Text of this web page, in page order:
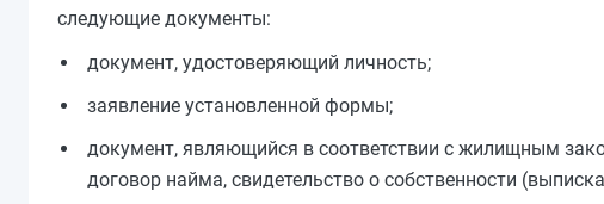
следующие документы:
документ, удостоверяющий личность;
заявление установленной формы;
документ, являющийся в соответствии с жилищным
договор найма, свидетельство о собственности